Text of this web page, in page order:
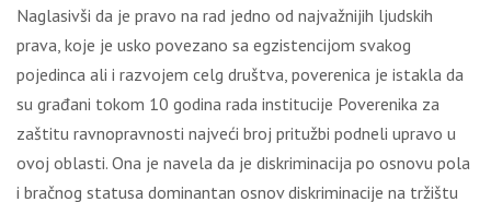
Naglasivši da je pravo na rad jedno od najvažnijih ljudskih
prava, koje je usko povezano sa egzistencijom svakog
pojedinca ali i razvojem celg društva, poverenica je istakla da
su građani tokom 10 godina rada institucije Poverenika za
zaštitu ravnopravnosti najveći broj pritužbi podneli upravo u
ovoj oblasti. Ona je navela da je diskriminacija po osnovu pola
i bračnog statusa dominantan osnov diskriminacije na tržištu